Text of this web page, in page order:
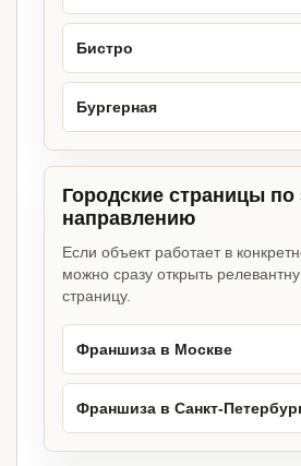
Бистро
Бургерная
Городские страницы по
направлению
Если объект работает в
можно сразу открыть
страницу.
Франшиза в Москве
Франшиза в Санкт-